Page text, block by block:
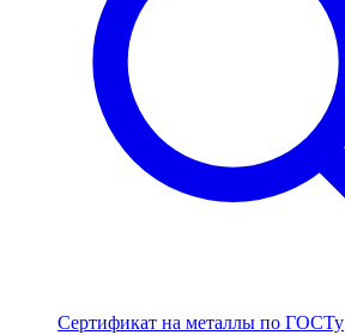
Сертификат на металлы по ГОСТу